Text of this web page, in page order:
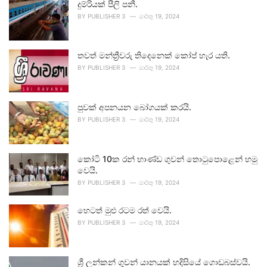
දුම්රියක් පීලි පනී.
BY PUBLISHER 3 මාර්තු 19, 2024
තවත් මන්ත්‍රීවරු තිදෙනෙක් කෝප් හැර යති.
BY PUBLISHER 3 මාර්තු 19, 2024
පුවක් අපනයන බෝගයක් කරයි.
BY PUBLISHER 3 මාර්තු 19, 2024
කෝටි 10ක රන් භාණ්ඩ ගුවන් තොටුපොළෙන් හමු
වෙයි.
BY PUBLISHER 3 මාර්තු 19, 2024
හෙටත් මුළු රටම රත් වෙයි.
BY PUBLISHER 3 මාර්තු 19, 2024
ශ්‍රී ලන්කන් ගුවන් යානයක් හදිසියේ ගොඩබස්වයි.